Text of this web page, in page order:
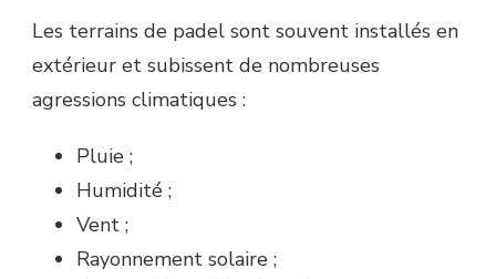
Les terrains de padel sont souvent installés en
extérieur et subissent de nombreuses
agressions climatiques :
Pluie ;
Humidité ;
Vent ;
Rayonnement solaire ;